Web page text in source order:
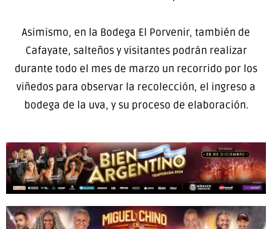
Asimismo, en la Bodega El Porvenir, también de
Cafayate, salteños y visitantes podrán realizar
durante todo el mes de marzo un recorrido por los
viñedos para observar la recolección, el ingreso a
bodega de la uva, y su proceso de elaboración.